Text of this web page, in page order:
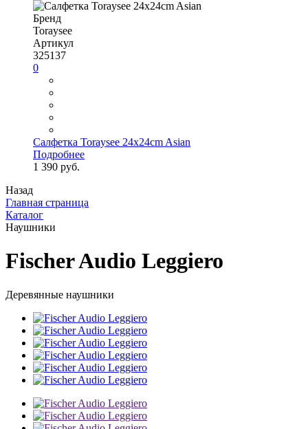
Бренд
Toraysee
Артикул
325137
0
Салфетка Toraysee 24x24cm Asian
Подробнее
1 390 руб.
Назад
Главная страница
Каталог
Наушники
Fischer Audio Leggiero
Деревянные наушники